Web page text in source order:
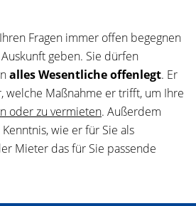
Fragen immer offen begegnen
geben. Sie dürfen
alles Wesentliche offenlegt. Er
welche Maßnahme er trifft, um Ihre
oder zu vermieten. Außerdem
wie er für Sie als
Mieter das für Sie passende